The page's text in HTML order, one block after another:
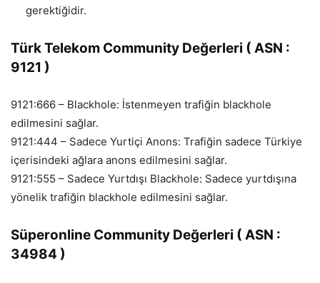
gerektiğidir.
Türk Telekom Community Değerleri ( ASN :
9121 )
9121:666 – Blackhole: İstenmeyen trafiğin blackhole
edilmesini sağlar.
9121:444 – Sadece Yurtiçi Anons: Trafiğin sadece Türkiye
içerisindeki ağlara anons edilmesini sağlar.
9121:555 – Sadece Yurtdışı Blackhole: Sadece yurtdışına
yönelik trafiğin blackhole edilmesini sağlar.
Süperonline Community Değerleri ( ASN :
34984 )